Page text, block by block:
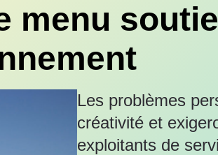
menu
Les problèmes
créativité et
exploitants de